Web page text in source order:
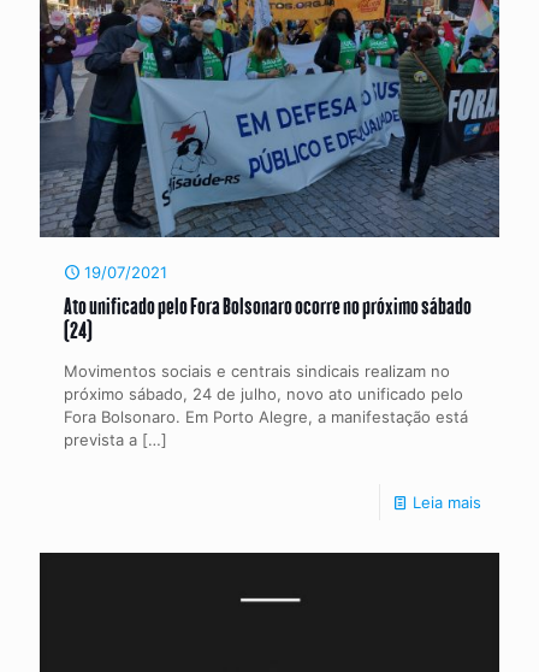
19/07/2021
Ato unificado pelo Fora Bolsonaro ocorre no próximo sábado
(24)
Movimentos sociais e centrais sindicais realizam no
próximo sábado, 24 de julho, novo ato unificado pelo
Fora Bolsonaro. Em Porto Alegre, a manifestação está
prevista a […]
Leia mais